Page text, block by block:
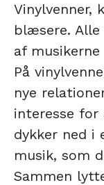
Vinylvenner,
blæsere.
af musikerne
På
nye
interesse
dykker ned i
musik, som
Sammen